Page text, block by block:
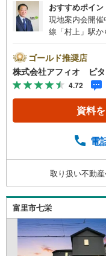
おすすめポイン
現地案内会開
線「村上」駅
を見渡せるカウ
きるパントリー
部屋が広く使え
たくさん干せる
ボックス■イ
環境●お客様
の宝物になる
応致します！
ゴールド推奨店
株式会社アフィオ ピ
4.72
資料
電
取り扱い不動
富里市七栄